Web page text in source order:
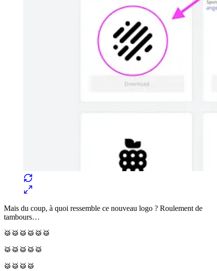
Mais du coup, à quoi ressemble ce nouveau logo ? Roulement de
tambours…
🥁🥁🥁🥁🥁🥁
🥁🥁🥁🥁🥁
🥁🥁🥁🥁